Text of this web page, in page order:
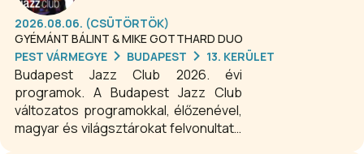
2026.08.06. (CSÜTÖRTÖK)
GYÉMÁNT BÁLINT & MIKE GOTTHARD DUO
PEST VÁRMEGYE
BUDAPEST 13. KERÜLET
Budapest Jazz Club 2026. évi
programok. A Budapest Jazz Club
változatos programokkal, élőzenével,
magyar és világsztárokat felvonultató